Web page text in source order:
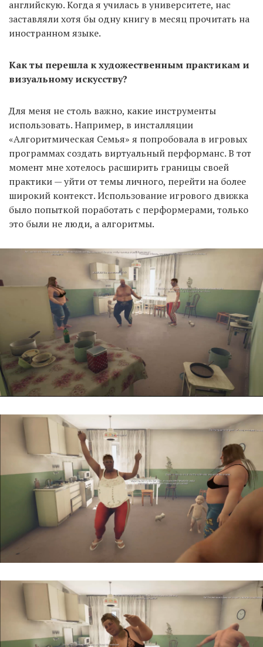
английскую. Когда я училась в университете, нас
заставляли хотя бы одну книгу в месяц прочитать на
иностранном языке.
Как ты перешла к художественным практикам и
визуальному искусству?
Для меня не столь важно, какие инструменты
использовать. Например, в инсталляции
«Алгоритмическая Семья» я попробовала в игровых
программах создать виртуальный перформанс. В тот
момент мне хотелось расширить границы своей
практики — уйти от темы личного, перейти на более
широкий контекст. Использование игрового движка
было попыткой поработать с перформерами, только
это были не люди, а алгоритмы.